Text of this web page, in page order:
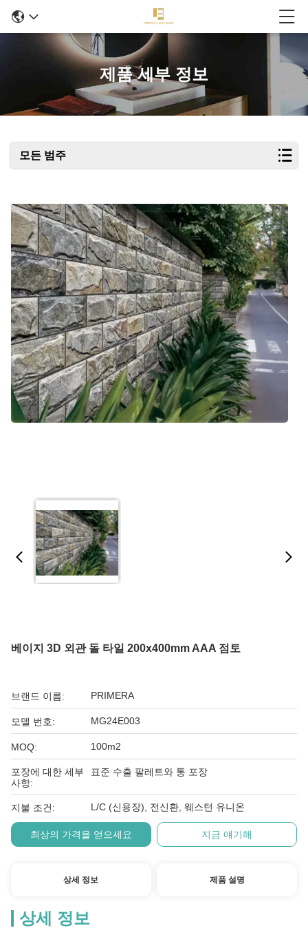
제품 세부 정보
모든 범주
베이지 3D 외관 돌 타일 200x400mm AAA 점토
브랜드 이름: PRIMERA
모델 번호: MG24E003
MOQ: 100m2
포장에 대한 세부
사항:
표준 수출 팔레트와 통 포장
지불 조건: L/C (신용장), 전신환, 웨스턴 유니온
최상의 가격을 얻으세요 지금 얘기해
상세 정보 제품 설명
상세 정보